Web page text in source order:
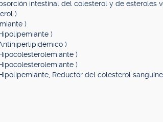
intestinal del colesterol y de esteroles
)
)
)
)
)
)
Reductor del colesterol